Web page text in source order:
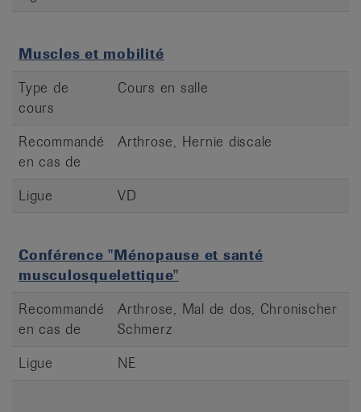
Muscles et mobilité
Type de
cours
Cours en salle
Recommandé
en cas de
Arthrose, Hernie discale
Ligue VD
Conférence "Ménopause et santé
musculosquelettique"
Recommandé
en cas de
Arthrose, Mal de dos, Chronischer
Schmerz
Ligue
NE